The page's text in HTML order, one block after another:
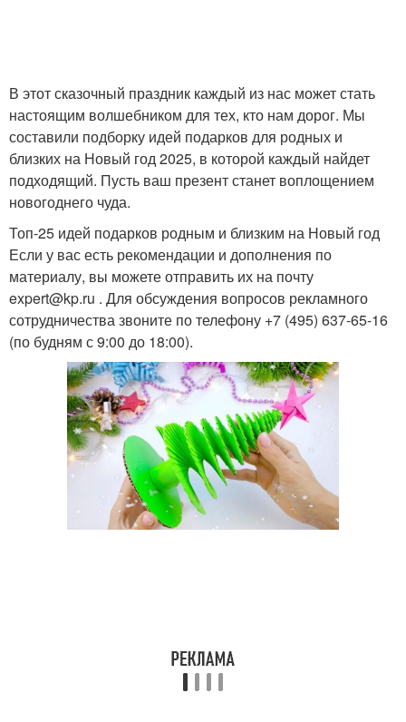
В этот сказочный праздник каждый из нас может стать
настоящим волшебником для тех, кто нам дорог. Мы
составили подборку идей подарков для родных и
близких на Новый год 2025, в которой каждый найдет
подходящий. Пусть ваш презент станет воплощением
новогоднего чуда.
Топ-25 идей подарков родным и близким на Новый год
Если у вас есть рекомендации и дополнения по
материалу, вы можете отправить их на почту
expert@kp.ru . Для обсуждения вопросов рекламного
сотрудничества звоните по телефону +7 (495) 637-65-16
(по будням с 9:00 до 18:00).